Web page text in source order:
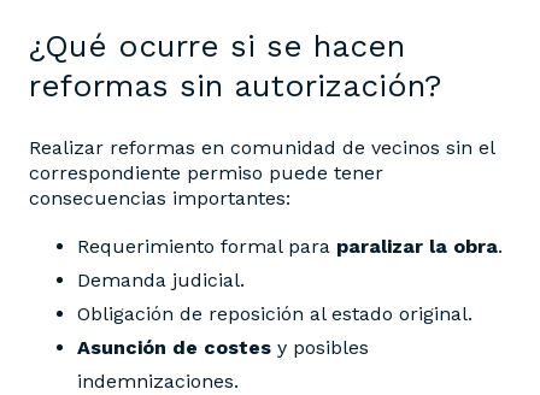
¿Qué ocurre si se hacen
reformas sin autorización?
Realizar reformas en comunidad de vecinos sin el
correspondiente permiso puede tener
consecuencias importantes:
Requerimiento formal para paralizar la obra.
Demanda judicial.
Obligación de reposición al estado original.
Asunción de costes y posibles
indemnizaciones.